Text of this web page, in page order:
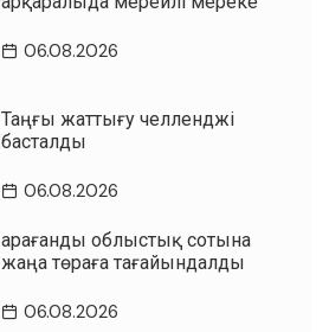
06.08.2026
Таңғы жаттығу челленджі
басталды
06.08.2026
Қарағанды облыстық сотына
жаңа төраға тағайындалды
06.08.2026